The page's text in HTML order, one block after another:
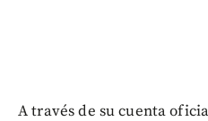
A través de su cuenta